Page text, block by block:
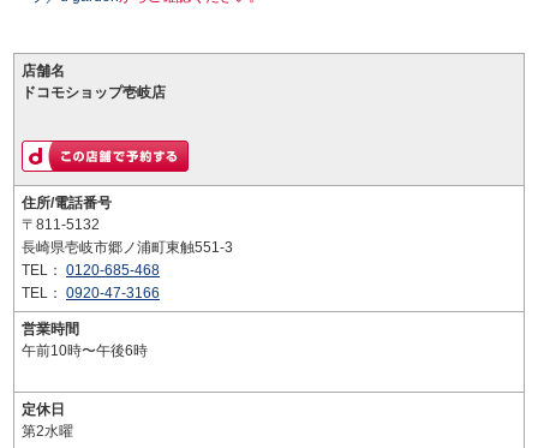
店舗名
ドコモショップ壱岐店
住所/電話番号
〒811-5132
長崎県壱岐市郷ノ浦町東触551-3
TEL： 0120-685-468
TEL： 0920-47-3166
営業時間
午前10時〜午後6時
定休日
第2水曜